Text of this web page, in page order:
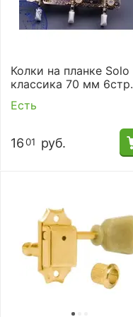
Колки на планке Solo
классика 70 мм 6стр.
Есть
1601 руб.